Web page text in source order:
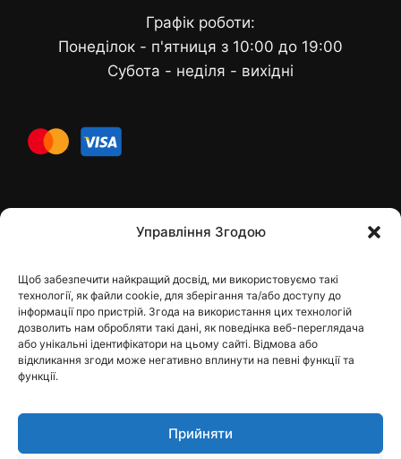
Управління Згодою
Щоб забезпечити найкращий досвід, ми використовуємо такі
технології, як файли cookie, для зберігання та/або доступу до
інформації про пристрій. Згода на використання цих технологій
дозволить нам обробляти такі дані, як поведінка веб-переглядача
або унікальні ідентифікатори на цьому сайті. Відмова або
відкликання згоди може негативно вплинути на певні функції та
функції.
Прийняти
Графік роботи:
Понеділок - п'ятниця з 10:00 до 19:00
Субота - неділя - вихідні
Контакти
Контакты
dfbelements@gmail.com